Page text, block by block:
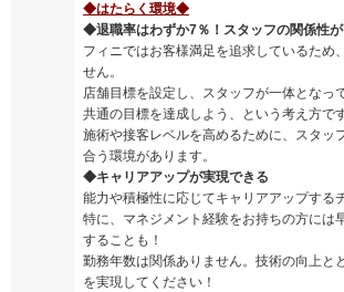
◆はたらく環境◆
◆退職率はわずか7％！スタッフの関係性
フィニではお客様満足を追求しているため
せん。
店舗目標を設定し、スタッフが一体となっ
共通の目標を達成しよう、という考え方です
施術や接客レベルを高めるために、スタッ
合う環境があります。
◆キャリアアップが実現できる
能力や積極性に応じてキャリアアップする
特に、マネジメント経験をお持ちの方には
することも！
勤務年数は関係ありません。技術の向上と
を実現してください！